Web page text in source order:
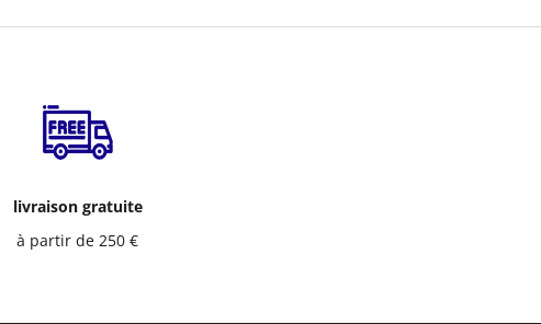
livraison gratuite
à partir de 250 €